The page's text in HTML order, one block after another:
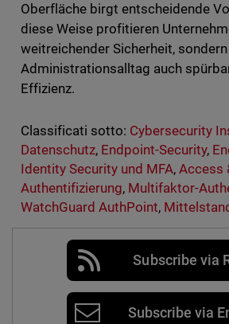
Oberfläche birgt entscheidende
diese Weise profitieren
weitreichender Sicherheit,
Administrationsalltag auch
Effizienz.
Classificati sotto: Cybersecurity
Datenschutz, Endpoint-Security,
Identity Security und MFA, Access
Authentifizierung, Multifaktor-
WatchGuard AuthPoint,
Subscribe via
Subscribe via